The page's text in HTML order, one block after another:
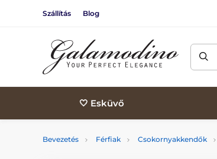
Szállítás Blog
🤍 Esküvő
Bevezetés Férfiak Csokornyakkendők